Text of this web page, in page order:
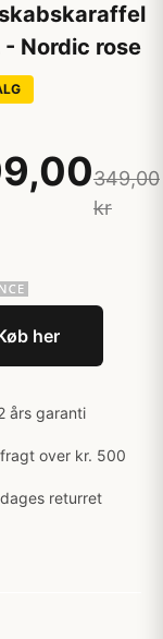
- Nordic rose
349,00
kr
her
års garanti
over kr. 500
returret